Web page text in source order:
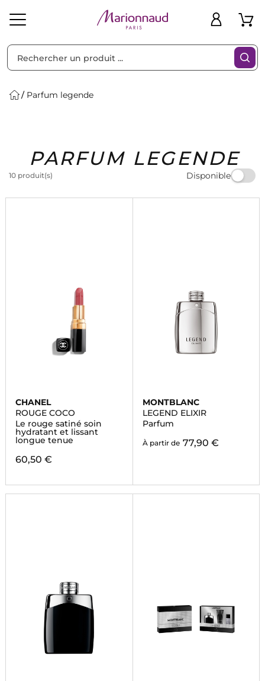
Solaire Homme Marques Idées
Cadeaux
Bons
Plans
Parfum legende
PARFUM LEGENDE
10 produit(s) Disponible
Filtres
CHANEL
ROUGE COCO
Le rouge satiné soin
hydratant et lissant
longue tenue
60,50 €
MONTBLANC
LEGEND ELIXIR
Parfum
À partir de 77,90 €